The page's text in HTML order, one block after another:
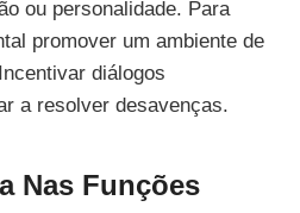
ou personalidade. Para
promover um ambiente de
diálogos
a resolver desavenças.
Nas Funções